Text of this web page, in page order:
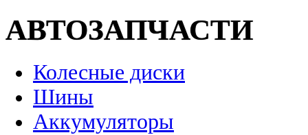
АВТОЗАПЧАСТИ
Колесные диски
Шины
Аккумуляторы